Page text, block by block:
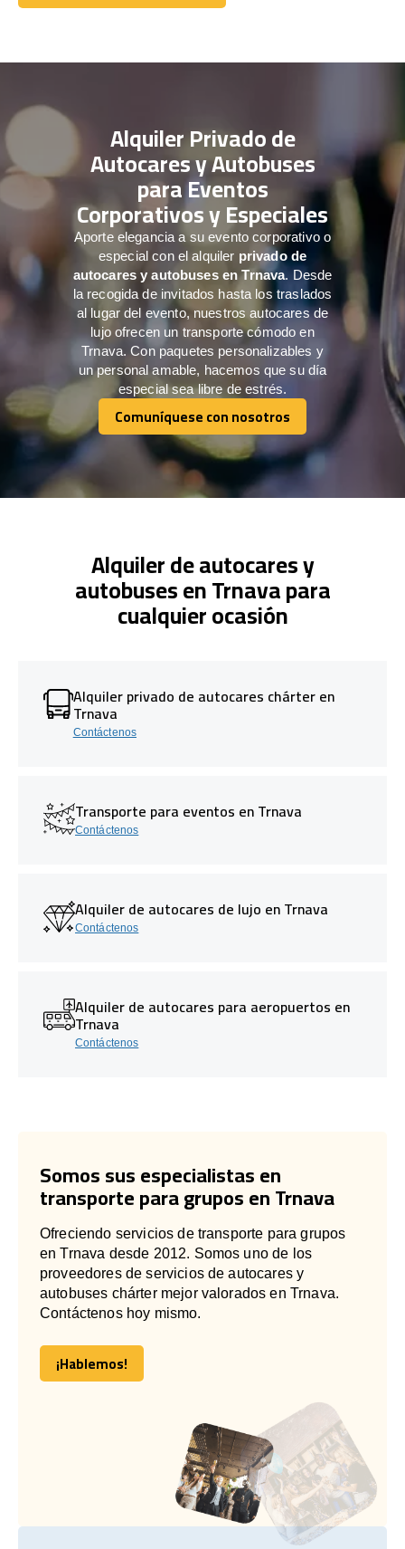
Comuníquese con nosotros
Alquiler Privado de
Autocares y Autobuses
para Eventos
Corporativos y Especiales
Aporte elegancia a su evento corporativo o
especial con el alquiler privado de
autocares y autobuses en Trnava. Desde
la recogida de invitados hasta los traslados
al lugar del evento, nuestros autocares de
lujo ofrecen un transporte cómodo en
Trnava. Con paquetes personalizables y
un personal amable, hacemos que su día
especial sea libre de estrés.
Comuníquese con nosotros
Comuníquese con nosotros
Alquiler de autocares y
autobuses en Trnava para
cualquier ocasión
Alquiler privado de autocares chárter en
Trnava
Contáctenos
Transporte para eventos en Trnava
Contáctenos
Alquiler de autocares de lujo en Trnava
Contáctenos
Alquiler de autocares para aeropuertos en
Trnava
Contáctenos
Somos sus especialistas en
transporte para grupos en Trnava
Ofreciendo servicios de transporte para grupos
en Trnava desde 2012. Somos uno de los
proveedores de servicios de autocares y
autobuses chárter mejor valorados en Trnava.
Contáctenos hoy mismo.
¡Hablemos!
¡Hablemos!